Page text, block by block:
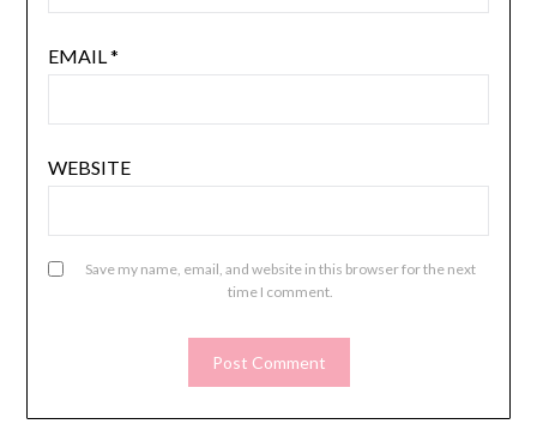
EMAIL*
WEBSITE
Save my name, email, and website in this browser for the next
time I comment.